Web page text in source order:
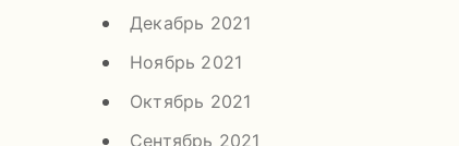
Декабрь 2021
Ноябрь 2021
Октябрь 2021
Сентябрь 2021